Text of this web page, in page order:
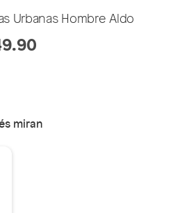
r
Urbanas Hombre Aldo
miran